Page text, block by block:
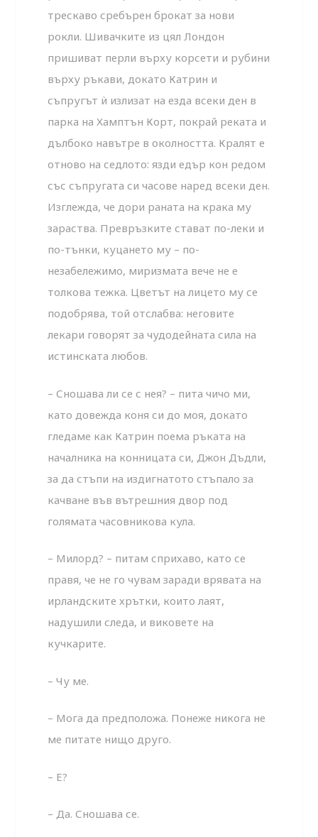
трескаво сребърен брокат за нови
рокли. Шивачките из цял Лондон
пришиват перли върху корсети и рубини
върху ръкави, докато Катрин и
съпругът ѝ излизат на езда всеки ден в
парка на Хамптън Корт, покрай реката и
дълбоко навътре в околността. Кралят е
отново на седлото: язди едър кон редом
със съпругата си часове наред всеки ден.
Изглежда, че дори раната на крака му
зараства. Превръзките стават по-леки и
по-тънки, куцането му – по-
незабележимо, миризмата вече не е
толкова тежка. Цветът на лицето му се
подобрява, той отслабва: неговите
лекари говорят за чудодейната сила на
истинската любов.
– Сношава ли се с нея? – пита чичо ми,
като довежда коня си до моя, докато
гледаме как Катрин поема ръката на
началника на конницата си, Джон Дъдли,
за да стъпи на издигнатото стъпало за
качване във вътрешния двор под
голямата часовникова кула.
– Милорд? – питам сприхаво, като се
правя, че не го чувам заради врявата на
ирландските хрътки, които лаят,
надушили следа, и виковете на
кучкарите.
– Чу ме.
– Мога да предположа. Понеже никога не
ме питате нищо друго.
– Е?
– Да. Сношава се.